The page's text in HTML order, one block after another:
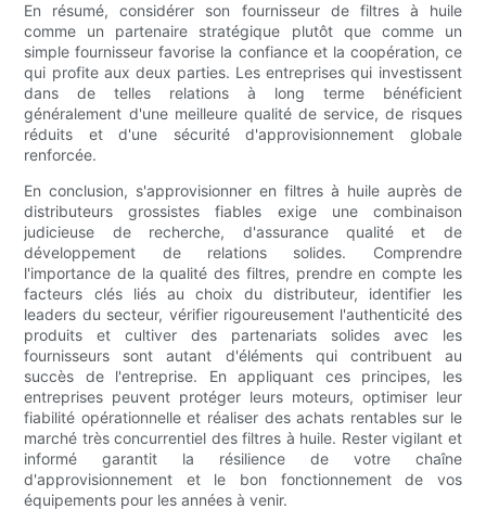
En résumé, considérer son fournisseur de filtres à huile
comme un partenaire stratégique plutôt que comme un
simple fournisseur favorise la confiance et la coopération, ce
qui profite aux deux parties. Les entreprises qui investissent
dans de telles relations à long terme bénéficient
généralement d'une meilleure qualité de service, de risques
réduits et d'une sécurité d'approvisionnement globale
renforcée.
En conclusion, s'approvisionner en filtres à huile auprès de
distributeurs grossistes fiables exige une combinaison
judicieuse de recherche, d'assurance qualité et de
développement de relations solides. Comprendre
l'importance de la qualité des filtres, prendre en compte les
facteurs clés liés au choix du distributeur, identifier les
leaders du secteur, vérifier rigoureusement l'authenticité des
produits et cultiver des partenariats solides avec les
fournisseurs sont autant d'éléments qui contribuent au
succès de l'entreprise. En appliquant ces principes, les
entreprises peuvent protéger leurs moteurs, optimiser leur
fiabilité opérationnelle et réaliser des achats rentables sur le
marché très concurrentiel des filtres à huile. Rester vigilant et
informé garantit la résilience de votre chaîne
d'approvisionnement et le bon fonctionnement de vos
équipements pour les années à venir.